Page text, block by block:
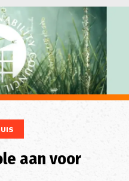
aan voor